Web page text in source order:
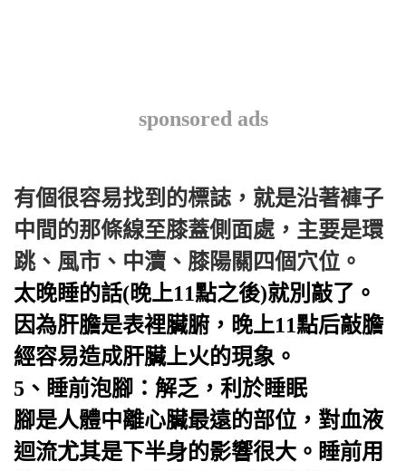
sponsored ads
有個很容易找到的標誌，就是沿著褲子
中間的那條線至膝蓋側面處，主要是環
跳、風市、中瀆、膝陽關四個穴位。
太晚睡的話(晚上11點之後)就別敲了。
因為肝膽是表裡臟腑，晚上11點后敲膽
經容易造成肝臟上火的現象。
5、睡前泡腳：解乏，利於睡眠
腳是人體中離心臟最遠的部位，對血液
迴流尤其是下半身的影響很大。睡前用